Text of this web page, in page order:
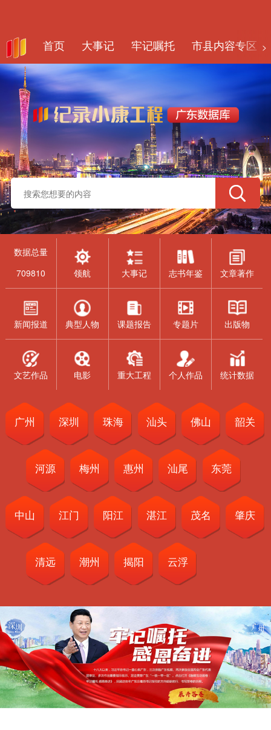
首页 大事记 牢记嘱托 市县内容专区 >
数据总量
709810
领航 大事记 志书年鉴 文章著作
新闻报道 典型人物 课题报告 专题片 出版物
文艺作品 电影 重大工程 个人作品 统计数据
广州 深圳 珠海 汕头 佛山 韶关
河源 梅州 惠州 汕尾 东莞
中山 江门 阳江 湛江 茂名 肇庆
清远 潮州 揭阳 云浮